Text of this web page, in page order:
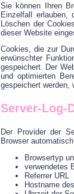
Sie können Ihren
Einzelfall erlauben,
Löschen der
dieser Website
Cookies, die zur
erwünschter
gespeichert. Der
und optimierten
gespeichert werden,
Server-Log-
Der Provider der
Browser
Browsertyp
verwendetes
Referrer URL
Hostname